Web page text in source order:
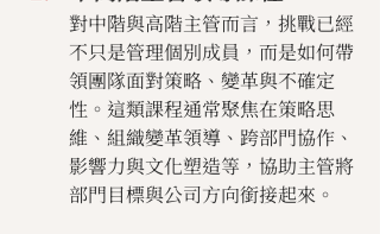
對中階與高階主管而言，挑戰已經
不只是管理個別成員，而是如何帶
領團隊面對策略、變革與不確定
性。這類課程通常聚焦在策略思
維、組織變革領導、跨部門協作、
影響力與文化塑造等，協助主管將
部門目標與公司方向銜接起來。